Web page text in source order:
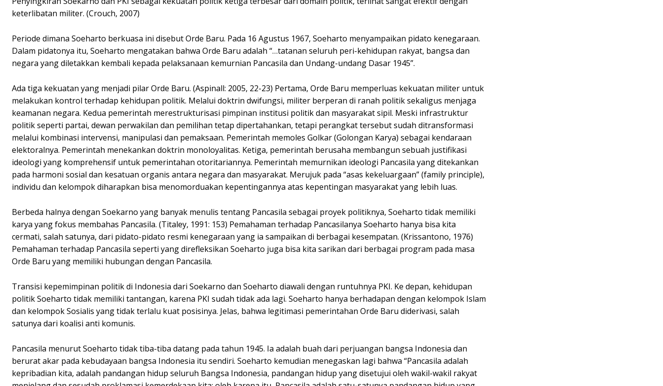
keterlibatan militer. (Crouch, 2007)
Periode dimana Soeharto berkuasa ini disebut Orde Baru. Pada 16 Agustus 1967, Soeharto menyampaikan pidato kenegaraan.
Dalam pidatonya itu, Soeharto mengatakan bahwa Orde Baru adalah “…tatanan seluruh peri-kehidupan rakyat, bangsa dan
negara yang diletakkan kembali kepada pelaksanaan kemurnian Pancasila dan Undang-undang Dasar 1945”.
Ada tiga kekuatan yang menjadi pilar Orde Baru. (Aspinall: 2005, 22-23) Pertama, Orde Baru memperluas kekuatan militer untuk
melakukan kontrol terhadap kehidupan politik. Melalui doktrin dwifungsi, militer berperan di ranah politik sekaligus menjaga
keamanan negara. Kedua pemerintah merestrukturisasi pimpinan institusi politik dan masyarakat sipil. Meski infrastruktur
politik seperti partai, dewan perwakilan dan pemilihan tetap dipertahankan, tetapi perangkat tersebut sudah ditransformasi
melalui kombinasi intervensi, manipulasi dan pemaksaan. Pemerintah memoles Golkar (Golongan Karya) sebagai kendaraan
elektoralnya. Pemerintah menekankan doktrin monoloyalitas. Ketiga, pemerintah berusaha membangun sebuah justifikasi
ideologi yang komprehensif untuk pemerintahan otoritariannya. Pemerintah memurnikan ideologi Pancasila yang ditekankan
pada harmoni sosial dan kesatuan organis antara negara dan masyarakat. Merujuk pada “asas kekeluargaan” (family principle),
individu dan kelompok diharapkan bisa menomorduakan kepentingannya atas kepentingan masyarakat yang lebih luas.
Berbeda halnya dengan Soekarno yang banyak menulis tentang Pancasila sebagai proyek politiknya, Soeharto tidak memiliki
karya yang fokus membahas Pancasila. (Titaley, 1991: 153) Pemahaman terhadap Pancasilanya Soeharto hanya bisa kita
cermati, salah satunya, dari pidato-pidato resmi kenegaraan yang ia sampaikan di berbagai kesempatan. (Krissantono, 1976)
Pemahaman terhadap Pancasila seperti yang direfleksikan Soeharto juga bisa kita sarikan dari berbagai program pada masa
Orde Baru yang memiliki hubungan dengan Pancasila.
Transisi kepemimpinan politik di Indonesia dari Soekarno dan Soeharto diawali dengan runtuhnya PKI. Ke depan, kehidupan
politik Soeharto tidak memiliki tantangan, karena PKI sudah tidak ada lagi. Soeharto hanya berhadapan dengan kelompok Islam
dan kelompok Sosialis yang tidak terlalu kuat posisinya. Jelas, bahwa legitimasi pemerintahan Orde Baru diderivasi, salah
satunya dari koalisi anti komunis.
Pancasila menurut Soeharto tidak tiba-tiba datang pada tahun 1945. Ia adalah buah dari perjuangan bangsa Indonesia dan
berurat akar pada kebudayaan bangsa Indonesia itu sendiri. Soeharto kemudian menegaskan lagi bahwa “Pancasila adalah
kepribadian kita, adalah pandangan hidup seluruh Bangsa Indonesia, pandangan hidup yang disetujui oleh wakil-wakil rakyat